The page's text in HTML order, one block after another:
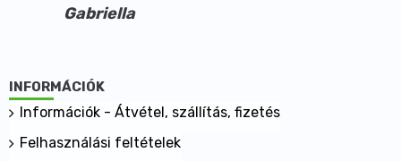
Gabriella
INFORMÁCIÓK
Információk - Átvétel, szállítás, fizetés
Felhasználási feltételek